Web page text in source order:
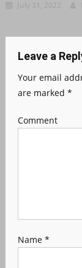
Leave a
Your email
are marked *
Comment
Name *